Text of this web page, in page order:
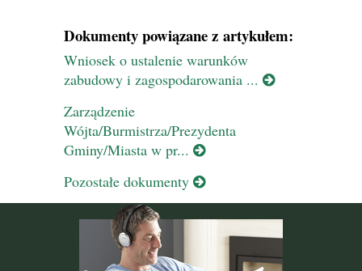
Dokumenty powiązane z artykułem:
Wniosek o ustalenie warunków
zabudowy i zagospodarowania ...
Zarządzenie
Wójta/Burmistrza/Prezydenta
Gminy/Miasta w pr...
Pozostałe dokumenty